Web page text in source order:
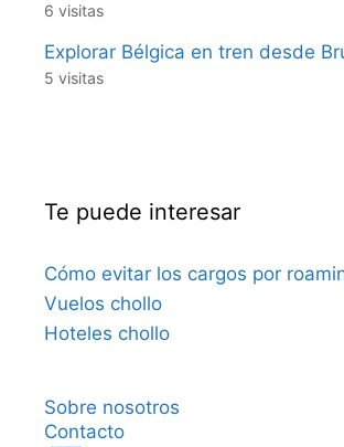
6 visitas
Explorar Bélgica en tren desde
5 visitas
Te puede interesar
Cómo evitar los cargos por
Vuelos chollo
Hoteles chollo
Sobre nosotros
Contacto